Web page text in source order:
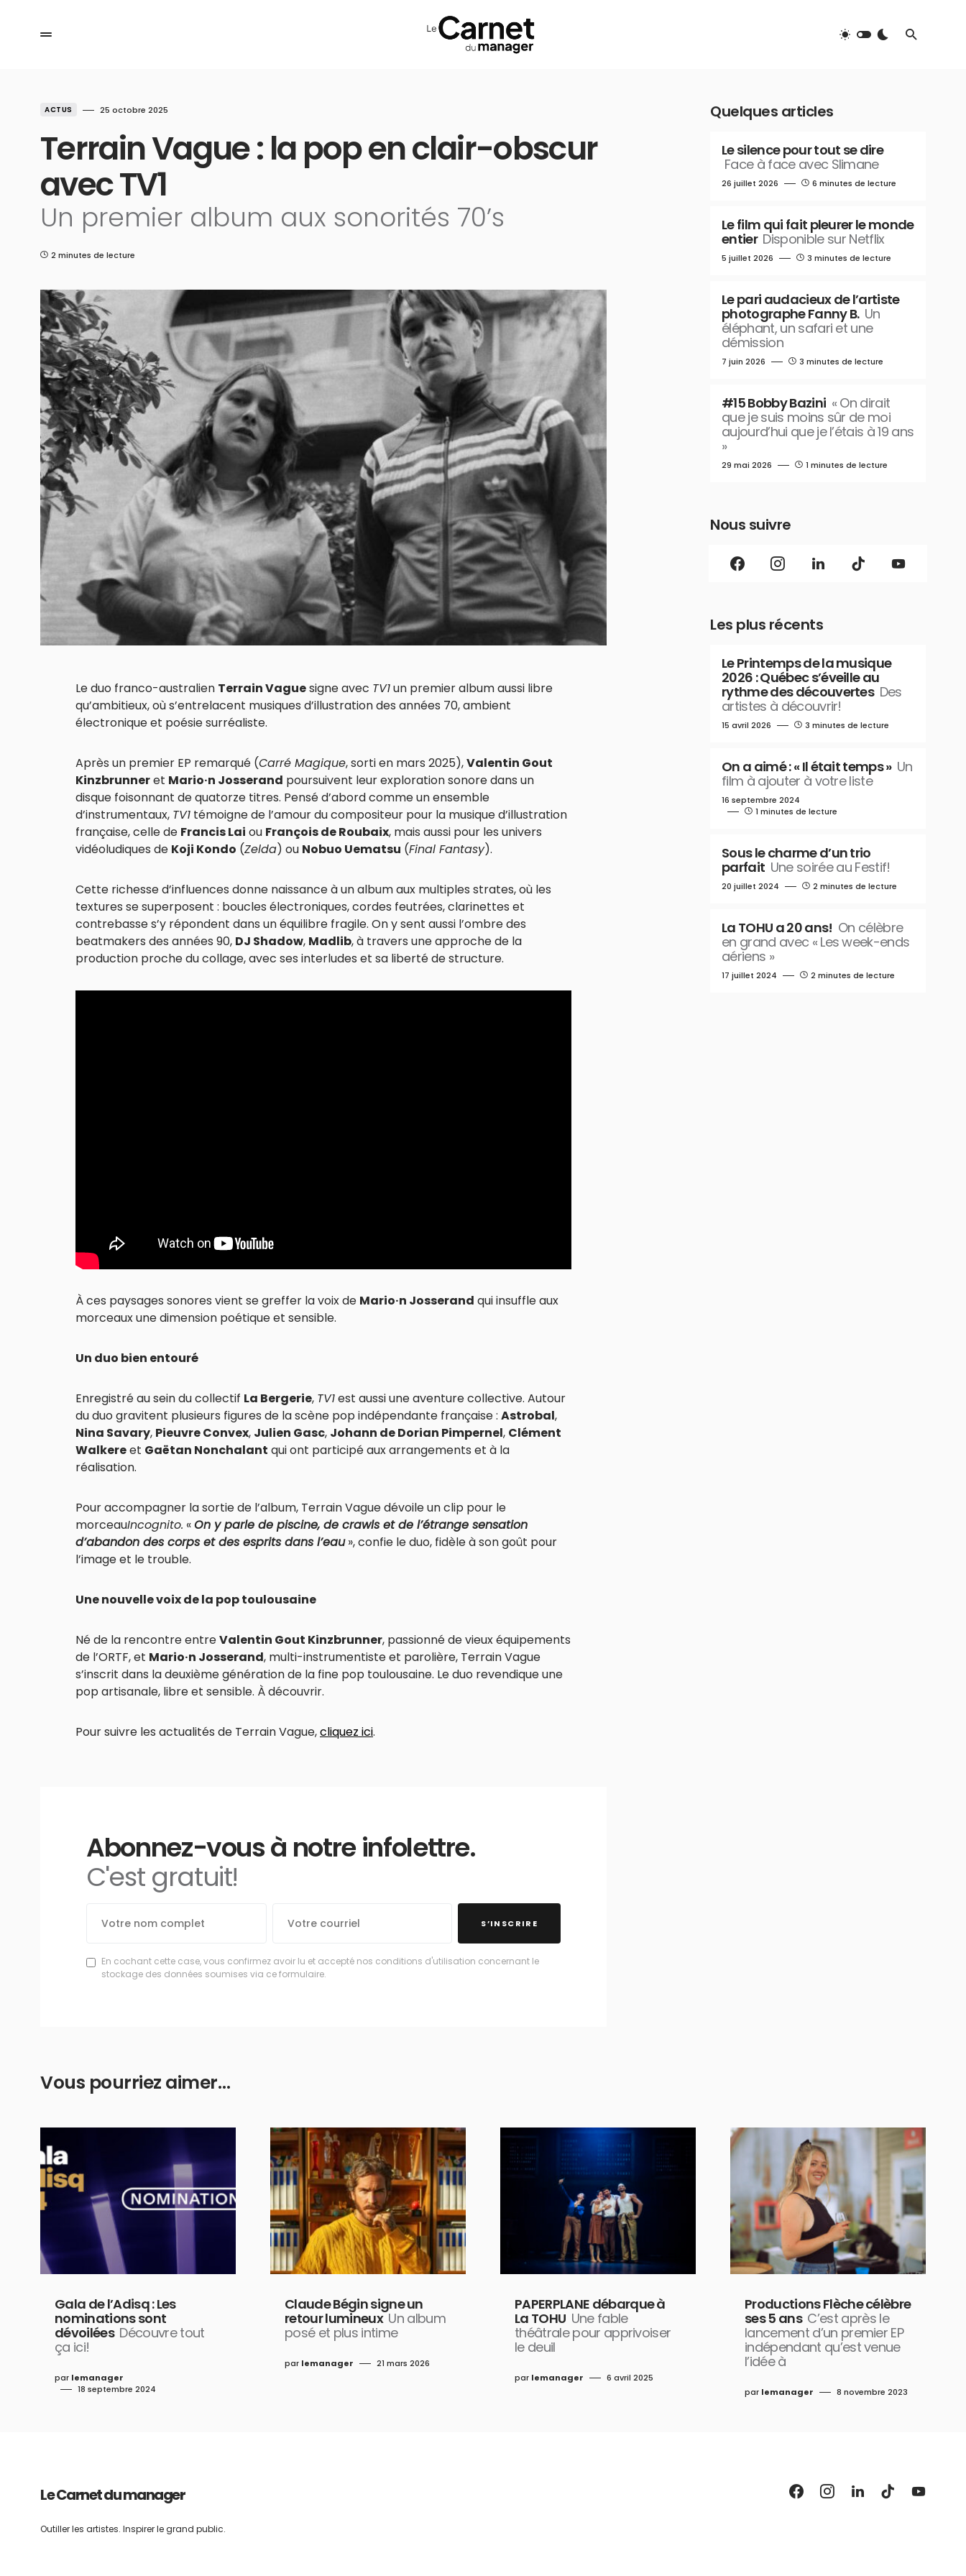
ACTUS 25 octobre 2025
Terrain Vague : la pop en clair-obscur
avec TV1
Un premier album aux sonorités 70’s
2 minutes de lecture
Le duo franco-australien Terrain Vaguesigne avec TV1un premier album aussi libre
qu’ambitieux, où s’entrelacent musiques d’illustration des années 70, ambient
électronique et poésie surréaliste.
Après un premier EP remarqué (Carré Magique, sorti en mars 2025),Valentin Gout
Kinzbrunneret Mario·n Josserand poursuivent leur exploration sonore dans un
disque foisonnant de quatorze titres. Pensé d’abord comme un ensemble
d’instrumentaux, TV1 témoigne de l’amour du compositeur pour la musique d’illustration
française, celle de Francis Lai ou François de Roubaix, mais aussi pour les univers
vidéoludiques de Koji Kondo (Zelda) ou Nobuo Uematsu (Final Fantasy).
Cette richesse d’influences donne naissance à un album aux multiples strates, où les
textures se superposent : boucles électroniques, cordes feutrées, clarinettes et
contrebasse s’y répondent dans un équilibre fragile. On y sent aussi l’ombre des
beatmakers des années 90, DJ Shadow, Madlib, à travers une approche de la
production proche du collage, avec ses interludes et sa liberté de structure.
À ces paysages sonores vient se greffer la voix de Mario·n Josserand qui insuffle aux
morceaux une dimension poétique et sensible.
Un duo bien entouré
Enregistré au sein du collectif La Bergerie, TV1est aussi une aventure collective. Autour
du duo gravitent plusieurs figures de la scène pop indépendante française : Astrobal,
Nina Savary, Pieuvre Convex, Julien Gasc, Johann de Dorian Pimpernel, Clément
Walkereet Gaëtan Nonchalant qui ont participé aux arrangements et à la
réalisation.
Pour accompagner la sortie de l’album, Terrain Vague dévoile un clip pour le
morceauIncognito. «On y parle de piscine, de crawls et de l’étrange sensation
d’abandon des corps et des esprits dans l’eau», confie le duo, fidèle à son goût pour
l’image et le trouble.
Une nouvelle voix de la pop toulousaine
Né de la rencontre entreValentin Gout Kinzbrunner, passionné de vieux équipements
de l’ORTF, et Mario·n Josserand, multi-instrumentiste et parolière, Terrain Vague
s’inscrit dans la deuxième génération de la fine pop toulousaine. Le duo revendique une
pop artisanale, libre et sensible. À découvrir.
Pour suivre les actualités de Terrain Vague,cliquez ici.
Abonnez-vous à notre infolettre.
C'est gratuit!
S’INSCRIRE
En cochant cette case, vous confirmez avoir lu et accepté nos conditions d'utilisation concernant le
stockage des données soumises via ce formulaire.
Quelques articles
Le silence pour tout se dire
Face à face avec Slimane
26 juillet 2026 6 minutes de lecture
Le film qui fait pleurer le monde
entier Disponible sur Netflix
5 juillet 2026 3 minutes de lecture
Le pari audacieux de l’artiste
photographe Fanny B. Un
éléphant, un safari et une
démission
7 juin 2026 3 minutes de lecture
#15 Bobby Bazini « On dirait
que je suis moins sûr de moi
aujourd’hui que je l’étais à 19 ans
»
29 mai 2026 1 minutes de lecture
Nous suivre
Les plus récents
Le Printemps de la musique
2026 : Québec s’éveille au
rythme des découvertes Des
artistes à découvrir!
15 avril 2026 3 minutes de lecture
On a aimé : « Il était temps » Un
film à ajouter à votre liste
16 septembre 2024
1 minutes de lecture
Sous le charme d’un trio
parfait Une soirée au Festif!
20 juillet 2024 2 minutes de lecture
La TOHU a 20 ans! On célèbre
en grand avec « Les week-ends
aériens »
17 juillet 2024 2 minutes de lecture
Vous pourriez aimer…
Gala de l’Adisq : Les
nominations sont
dévoilées Découvre tout
ça ici!
par lemanager
18 septembre 2024
Claude Bégin signe un
retour lumineux Un album
posé et plus intime
par lemanager 21 mars 2026
PAPERPLANE débarque à
La TOHU Une fable
théâtrale pour apprivoiser
le deuil
par lemanager 6 avril 2025
Productions Flèche célèbre
ses 5 ans C’est après le
lancement d’un premier EP
indépendant qu’est venue
l’idée à
par lemanager 8 novembre 2023
Le Carnet du manager
Outiller les artistes. Inspirer le grand public.